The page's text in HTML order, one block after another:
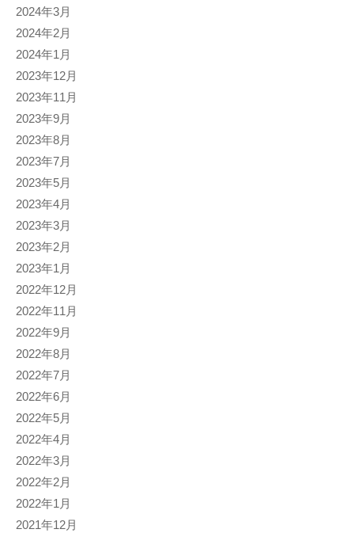
2024年3月
2024年2月
2024年1月
2023年12月
2023年11月
2023年9月
2023年8月
2023年7月
2023年5月
2023年4月
2023年3月
2023年2月
2023年1月
2022年12月
2022年11月
2022年9月
2022年8月
2022年7月
2022年6月
2022年5月
2022年4月
2022年3月
2022年2月
2022年1月
2021年12月